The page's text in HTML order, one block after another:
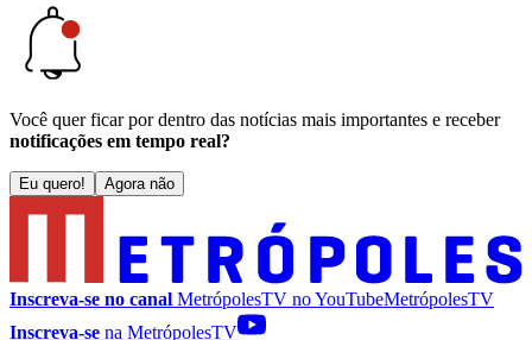
Você quer ficar por dentro das notícias mais importantes e receber
notificações em tempo real?
Eu quero! Agora não
Inscreva-se no canal MetrópolesTV noYouTubeMetrópolesTV
Inscreva-se na MetrópolesTV